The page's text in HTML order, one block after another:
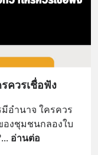
ควรเชื่อฟัง
อำนาจ ใครควร
องชุมชนกลองใบ
... อ่านต่อ